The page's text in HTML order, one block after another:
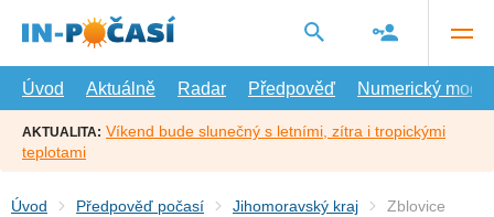
hlavní
Úvod
Aktuálně Radar Předpověď Numerický model
AKTUALITA: Víkend bude slunečný s letními, zítra i tropickými
teplotami
Úvod Předpověď počasí Jihomoravský kraj Zblovice